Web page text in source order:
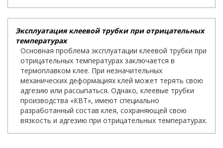
Эксплуатация клеевой трубки при отрицательных
температурах
Основная проблема эксплуатации клеевой трубки при
отрицательных температурах заключается в
термоплавком клее. При незначительных
механических деформациях клей может терять свою
адгезию или рассыпаться. Однако, клеевые трубки
производства «КВТ», имеют специально
разработанный состав клея, сохраняющей свою
вязкость и адгезию при отрицательных температурах.